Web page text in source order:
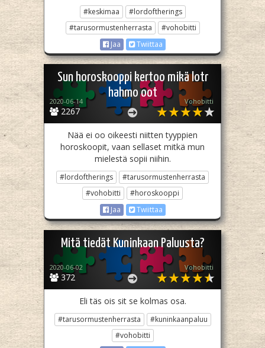
#keskimaa
#lordoftherings
#tarusormustenherrasta
#vohobitti
Jaa
Twiittaa
Sun horoskooppi kertoo mikä lotr
hahmo oot
2267
2020-06-14 Vohobitti
Nää ei oo oikeesti niitten tyyppien
horoskoopit, vaan sellaset mitkä mun
mielestä sopii niihin.
#lordoftherings
#tarusormustenherrasta
#vohobitti
#horoskooppi
Jaa
Twiittaa
Mitä tiedät Kuninkaan Paluusta?
372
2020-06-02 Vohobitti
Eli täs ois sit se kolmas osa.
#tarusormustenherrasta
#kuninkaanpaluu
#vohobitti